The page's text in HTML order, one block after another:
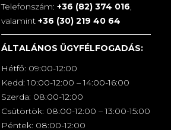
Telefonszám: +36 (82) 374 016,
valamint +36 (30) 219 40 64
ÁLTALÁNOS ÜGYFÉLFOGADÁS:
Hétfő: 09:00-12:00
Kedd: 10:00-12:00 – 14:00-16:00
Szerda: 08:00-12:00
Csütörtök: 08:00-12:00 – 13:00-15:00
Péntek: 08:00-12:00